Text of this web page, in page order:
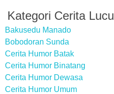
Kategori Cerita Lucu
Bakusedu Manado
Bobodoran Sunda
Cerita Humor Batak
Cerita Humor Binatang
Cerita Humor Dewasa
Cerita Humor Umum